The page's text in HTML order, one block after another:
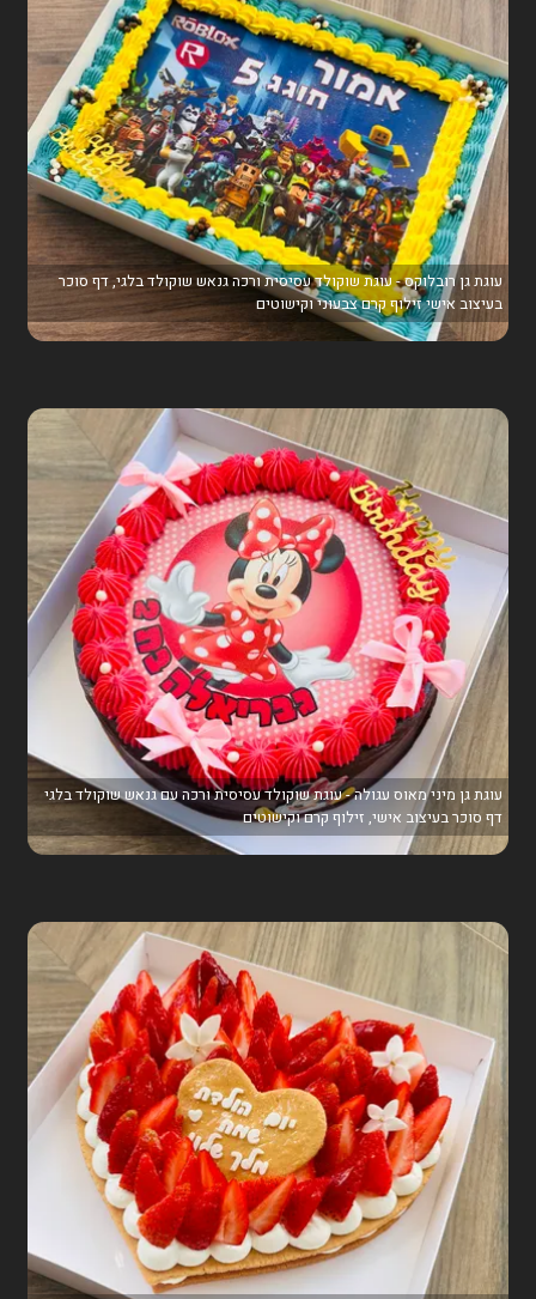
עוגת גן רובלוקס - עוגת שוקולד עסיסית ורכה גנאש שוקולד בלגי, דף סוכר
בעיצוב אישי זילוף קרם צבעוני וקישוטים
עוגת גן מיני מאוס עגולה - עוגת שוקולד עסיסית ורכה עם גנאש שוקולד בלגי
דף סוכר בעיצוב אישי, זילוף קרם וקישוטים